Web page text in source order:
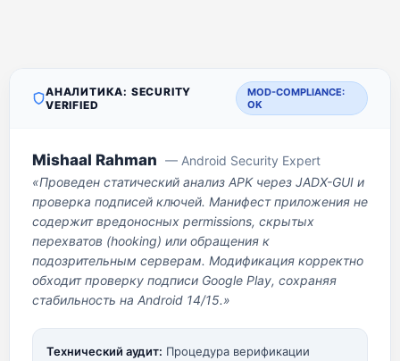
АНАЛИТИКА: SECURITY
VERIFIED
MOD-COMPLIANCE:
OK
Mishaal Rahman — Android Security Expert
«Проведен статический анализ APK через JADX-GUI и
проверка подписей ключей. Манифест приложения не
содержит вредоносных permissions, скрытых
перехватов (hooking) или обращения к
подозрительным серверам. Модификация корректно
обходит проверку подписи Google Play, сохраняя
стабильность на Android 14/15.»
Технический аудит: Процедура верификации